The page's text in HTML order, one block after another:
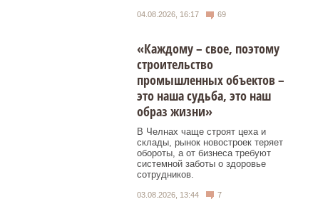
04.08.2026, 16:17 69
«Каждому – свое, поэтому
строительство
промышленных объектов –
это наша судьба, это наш
образ жизни»
В Челнах чаще строят цеха и
склады, рынок новостроек теряет
обороты, а от бизнеса требуют
системной заботы о здоровье
сотрудников.
03.08.2026, 13:44 7